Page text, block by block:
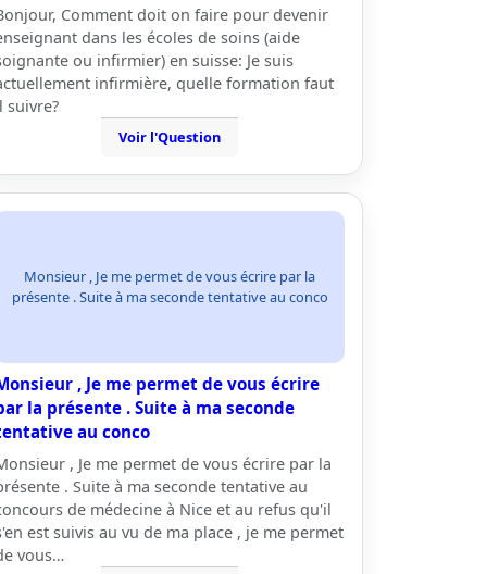
Comment doit on faire pour devenir
dans les écoles de soins (aide
ou infirmier) en suisse: Je suis
infirmière, quelle formation faut
suivre?
Voir l'Question
Monsieur , Je me permet de vous écrire par la
présente . Suite à ma seconde tentative au conco
, Je me permet de vous écrire
la présente . Suite à ma seconde
au conco
, Je me permet de vous écrire par la
. Suite à ma seconde tentative au
de médecine à Nice et au refus qu'il
est suivis au vu de ma place , je me permet
vous…